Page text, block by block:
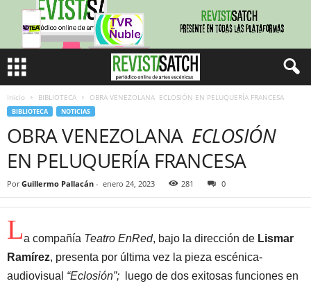
Inicio BIBLIOTECA OBRA VENEZOLANA ECLOSIÓN EN PELUQUERÍA FRANCESA
BIBLIOTECA NOTICIAS
OBRA VENEZOLANA ECLOSIÓN
EN PELUQUERÍA FRANCESA
Por Guillermo Pallacán - enero 24, 2023 281 0
La compañía Teatro EnRed, bajo la dirección de Lismar
Ramírez, presenta por última vez la pieza escénica-
audiovisual “Eclosión”;
luego de dos exitosas funciones en